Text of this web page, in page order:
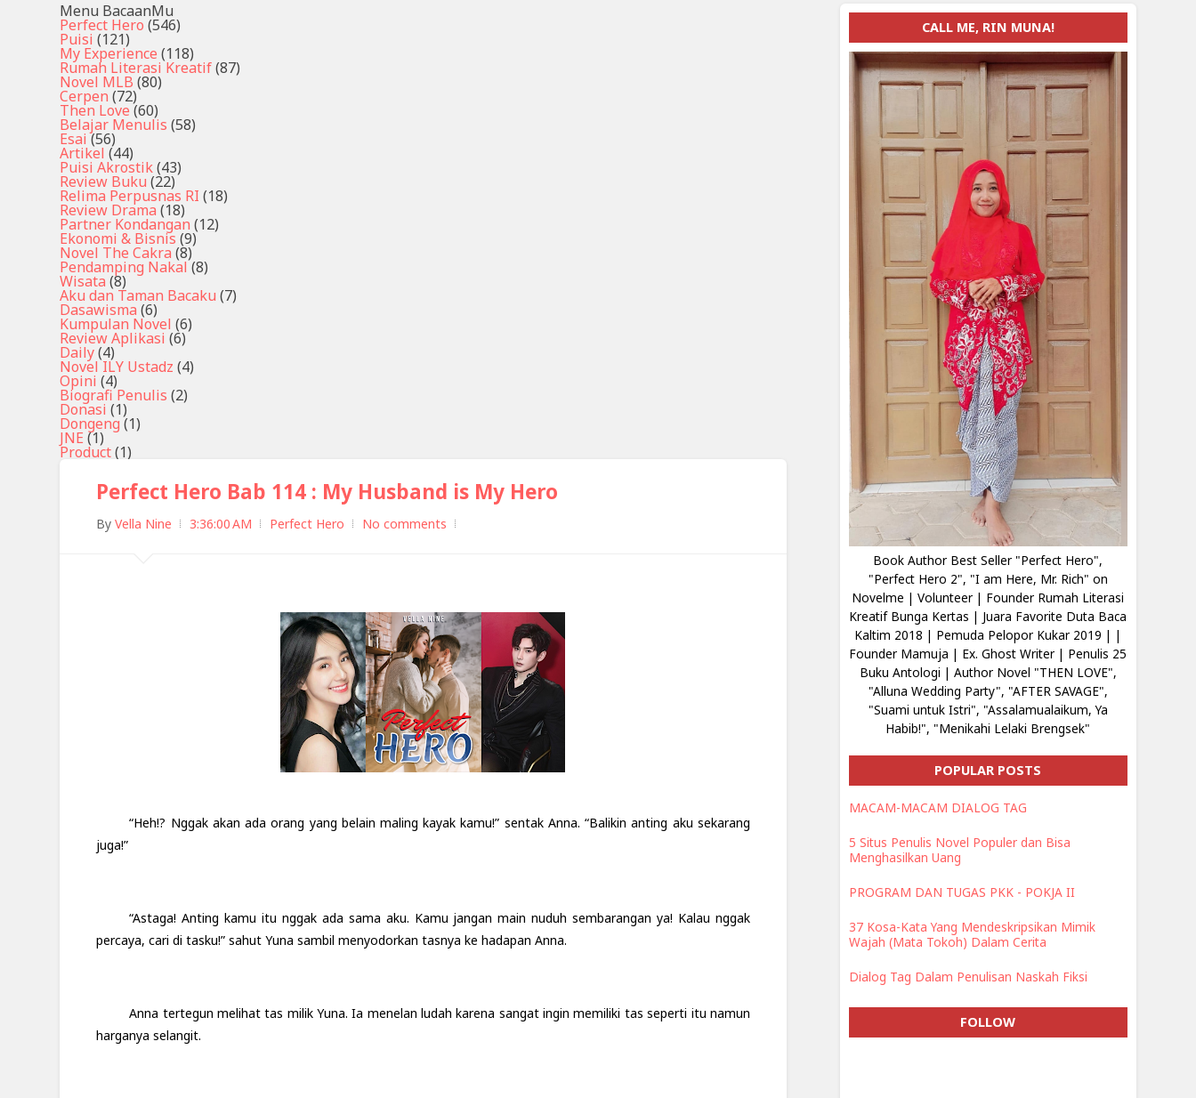
Menu BacaanMu
Perfect Hero (546)
Puisi (121)
My Experience (118)
Rumah Literasi Kreatif(87)
Novel MLB (80)
Cerpen (72)
Then Love (60)
Belajar Menulis (58)
Esai (56)
Artikel (44)
Puisi Akrostik(43)
Review Buku (22)
Relima Perpusnas RI (18)
Review Drama (18)
Partner Kondangan (12)
Ekonomi & Bisnis (9)
Novel The Cakra (8)
Pendamping Nakal(8)
Wisata (8)
Aku dan Taman Bacaku (7)
Dasawisma (6)
Kumpulan Novel (6)
Review Aplikasi (6)
Daily(4)
Novel ILY Ustadz (4)
Opini (4)
Biografi Penulis (2)
Donasi (1)
Dongeng (1)
JNE (1)
Product(1)
Perfect Hero Bab 114 : My Husband is My Hero
ByVella Nine 3:36:00 AM Perfect Hero No comments
“Heh!? Nggak akan ada orang yang belain maling kayak kamu!” sentak Anna. “Balikin anting aku sekarang
juga!”
“Astaga! Anting kamu itu nggak ada sama aku. Kamu jangan main nuduh sembarangan ya! Kalau nggak
percaya, cari di tasku!” sahut Yuna sambil menyodorkan tasnya ke hadapan Anna.
Anna tertegun melihat tas milik Yuna. Ia menelan ludah karena sangat ingin memiliki tas seperti itu namun
harganya selangit.
CALL ME, RIN MUNA!
Book Author Best Seller "Perfect Hero",
"Perfect Hero 2", "I am Here, Mr. Rich" on
Novelme | Volunteer | Founder Rumah Literasi
Kreatif Bunga Kertas | Juara Favorite Duta Baca
Kaltim 2018 | Pemuda Pelopor Kukar 2019 | |
Founder Mamuja | Ex. Ghost Writer | Penulis 25
Buku Antologi | Author Novel "THEN LOVE",
"Alluna Wedding Party", "AFTER SAVAGE",
"Suami untuk Istri", "Assalamualaikum, Ya
Habib!", "Menikahi Lelaki Brengsek"
POPULAR POSTS
MACAM-MACAM DIALOG TAG
5 Situs Penulis Novel Populer dan Bisa
Menghasilkan Uang
PROGRAM DAN TUGAS PKK - POKJA II
37 Kosa-Kata Yang Mendeskripsikan Mimik
Wajah (Mata Tokoh) Dalam Cerita
Dialog Tag Dalam Penulisan Naskah Fiksi
FOLLOW